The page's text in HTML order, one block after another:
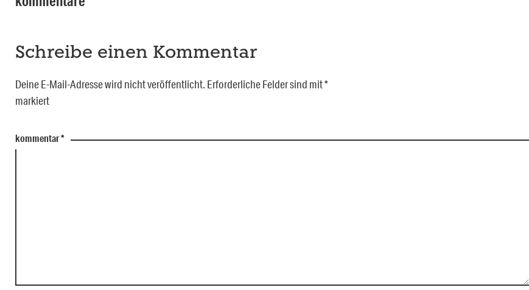
Schreibe einen Kommentar
Deine E-Mail-Adresse wird nicht veröffentlicht. Erforderliche Felder sind mit*
markiert
kommentar*